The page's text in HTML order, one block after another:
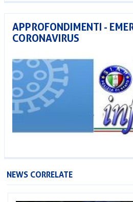
APPROFONDIMENTI -
CORONAVIRUS
NEWS CORRELATE